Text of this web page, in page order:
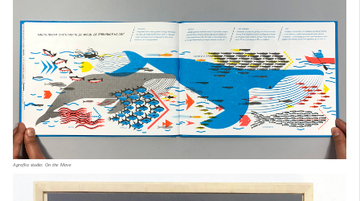
Agrafka studio: On the Move